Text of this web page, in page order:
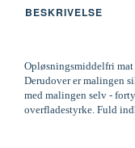
BESKRIVELSE
Opløsningsmiddelfri mat
Derudover er malingen
med malingen selv -
overfladestyrke. Fuld